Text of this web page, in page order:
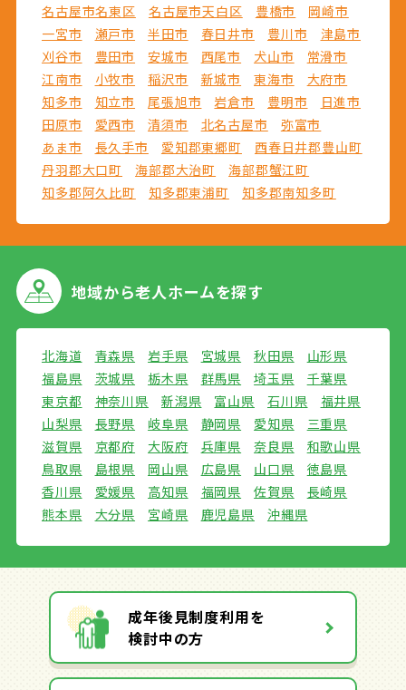
名古屋市名東区
名古屋市天白区 豊橋市
岡崎市
一宮市
瀬戸市 半田市 春日井市 豊川市
津島市
刈谷市
豊田市 安城市 西尾市 犬山市
常滑市
江南市
小牧市 稲沢市 新城市 東海市
大府市
知多市
知立市 尾張旭市 岩倉市 豊明市
日進市
田原市
愛西市 清須市 北名古屋市
弥富市
あま市
長久手市 愛知郡東郷町
西春日井郡豊山町
丹羽郡大口町
海部郡大治町
海部郡蟹江町
知多郡阿久比町
知多郡東浦町 知多郡南知多町
地域から老人ホームを探す
北海道 青森県 岩手県 宮城県 秋田県
山形県
福島県
茨城県 栃木県 群馬県 埼玉県
千葉県
東京都
神奈川県 新潟県 富山県 石川県
福井県
山梨県
長野県 岐阜県 静岡県 愛知県
三重県
滋賀県
京都府 大阪府 兵庫県 奈良県
和歌山県
鳥取県
島根県 岡山県 広島県 山口県
徳島県
香川県
愛媛県 高知県 福岡県 佐賀県
長崎県
熊本県
大分県 宮崎県 鹿児島県 沖縄県
成年後見制度利用を
検討中の方